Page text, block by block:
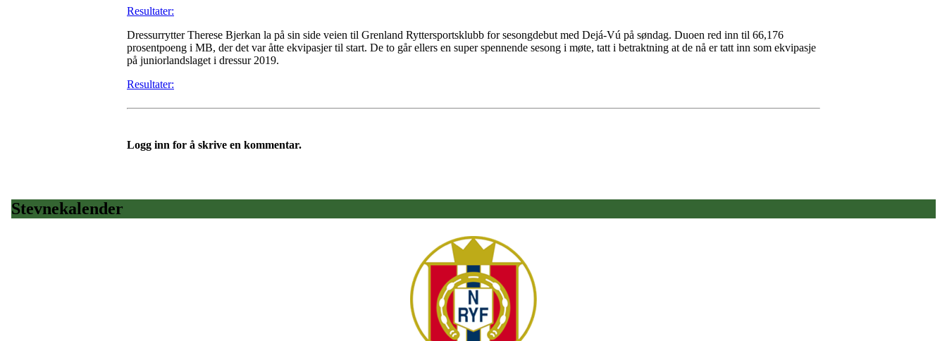
Resultater:
Dressurrytter Therese Bjerkan la på sin side veien til Grenland Ryttersportsklubb for sesongdebut med Dejá-Vú på søndag. Duoen red inn til 66,176
prosentpoeng i MB, der det var åtte ekvipasjer til start. De to går ellers en super spennende sesong i møte, tatt i betraktning at de nå er tatt inn som ekvipasje
på juniorlandslaget i dressur 2019.
Resultater:
Logg inn for å skrive en kommentar.
Stevnekalender